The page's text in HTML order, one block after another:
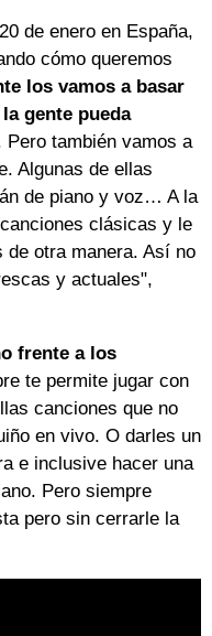
de enero en España,
cómo queremos
los vamos a basar
gente pueda
Pero también vamos a
Algunas de ellas
de piano y voz… A la
clásicas y le
de otra manera. Así no
y actuales",
frente a los
te permite jugar con
canciones que no
en vivo. O darles un
e inclusive hacer una
Pero siempre
pero sin cerrarle la